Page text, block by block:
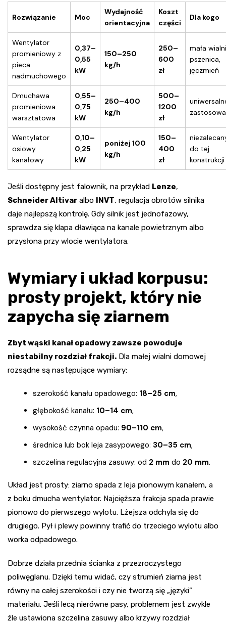
Rozwiązanie Moc
Wydajność
orientacyjna
Koszt
części
Dla kogo
Wentylator
promieniowy z
pieca
nadmuchowego
0,37–
0,55
kW
150–250
kg/h
250–
600
zł
mała
pszenica,
jęczmień
Dmuchawa
promieniowa
warsztatowa
0,55–
0,75
kW
250–400
kg/h
500–
1200
zł
Wentylator
osiowy
kanałowy
0,10–
0,25
kW
poniżej 100
kg/h
150–
400
zł
do tej
konstrukcji
Jeśli dostępny jest falownik, na przykład Lenze,
Schneider Altivar albo INVT, regulacja obrotów silnika
daje najlepszą kontrolę. Gdy silnik jest jednofazowy,
sprawdza się klapa dławiąca na kanale powietrznym albo
przysłona przy wlocie wentylatora.
Wymiary i układ korpusu:
prosty projekt, który nie
zapycha się ziarnem
Zbyt wąski kanał opadowy zawsze powoduje
niestabilny rozdział frakcji. Dla małej wialni domowej
rozsądne są następujące wymiary:
szerokość kanału opadowego: 18–25 cm,
głębokość kanału: 10–14 cm,
wysokość czynna opadu: 90–110 cm,
średnica lub bok leja zasypowego: 30–35 cm,
szczelina regulacyjna zasuwy: od 2 mm do 20 mm.
Układ jest prosty: ziarno spada z leja pionowym kanałem, a
z boku dmucha wentylator. Najcięższa frakcja spada prawie
pionowo do pierwszego wylotu. Lżejsza odchyla się do
drugiego. Pył i plewy powinny trafić do trzeciego wylotu albo
worka odpadowego.
Dobrze działa przednia ścianka z przezroczystego
poliwęglanu. Dzięki temu widać, czy strumień ziarna jest
równy na całej szerokości i czy nie tworzą się „języki”
materiału. Jeśli lecą nierówne pasy, problemem jest zwykle
źle ustawiona szczelina zasuwy albo krzywy rozdział